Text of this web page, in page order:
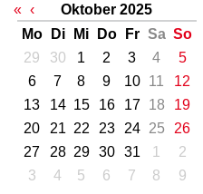
« ‹
Oktober 2025
Mo
Di Mi Do Fr Sa So
29
30 1 2 3 4
5
6
7 8 9 10 11
12
13
14 15 16 17 18
19
20
21 22 23 24 25
26
27
28 29 30 31 1
2
3
4 5 6 7 8 9